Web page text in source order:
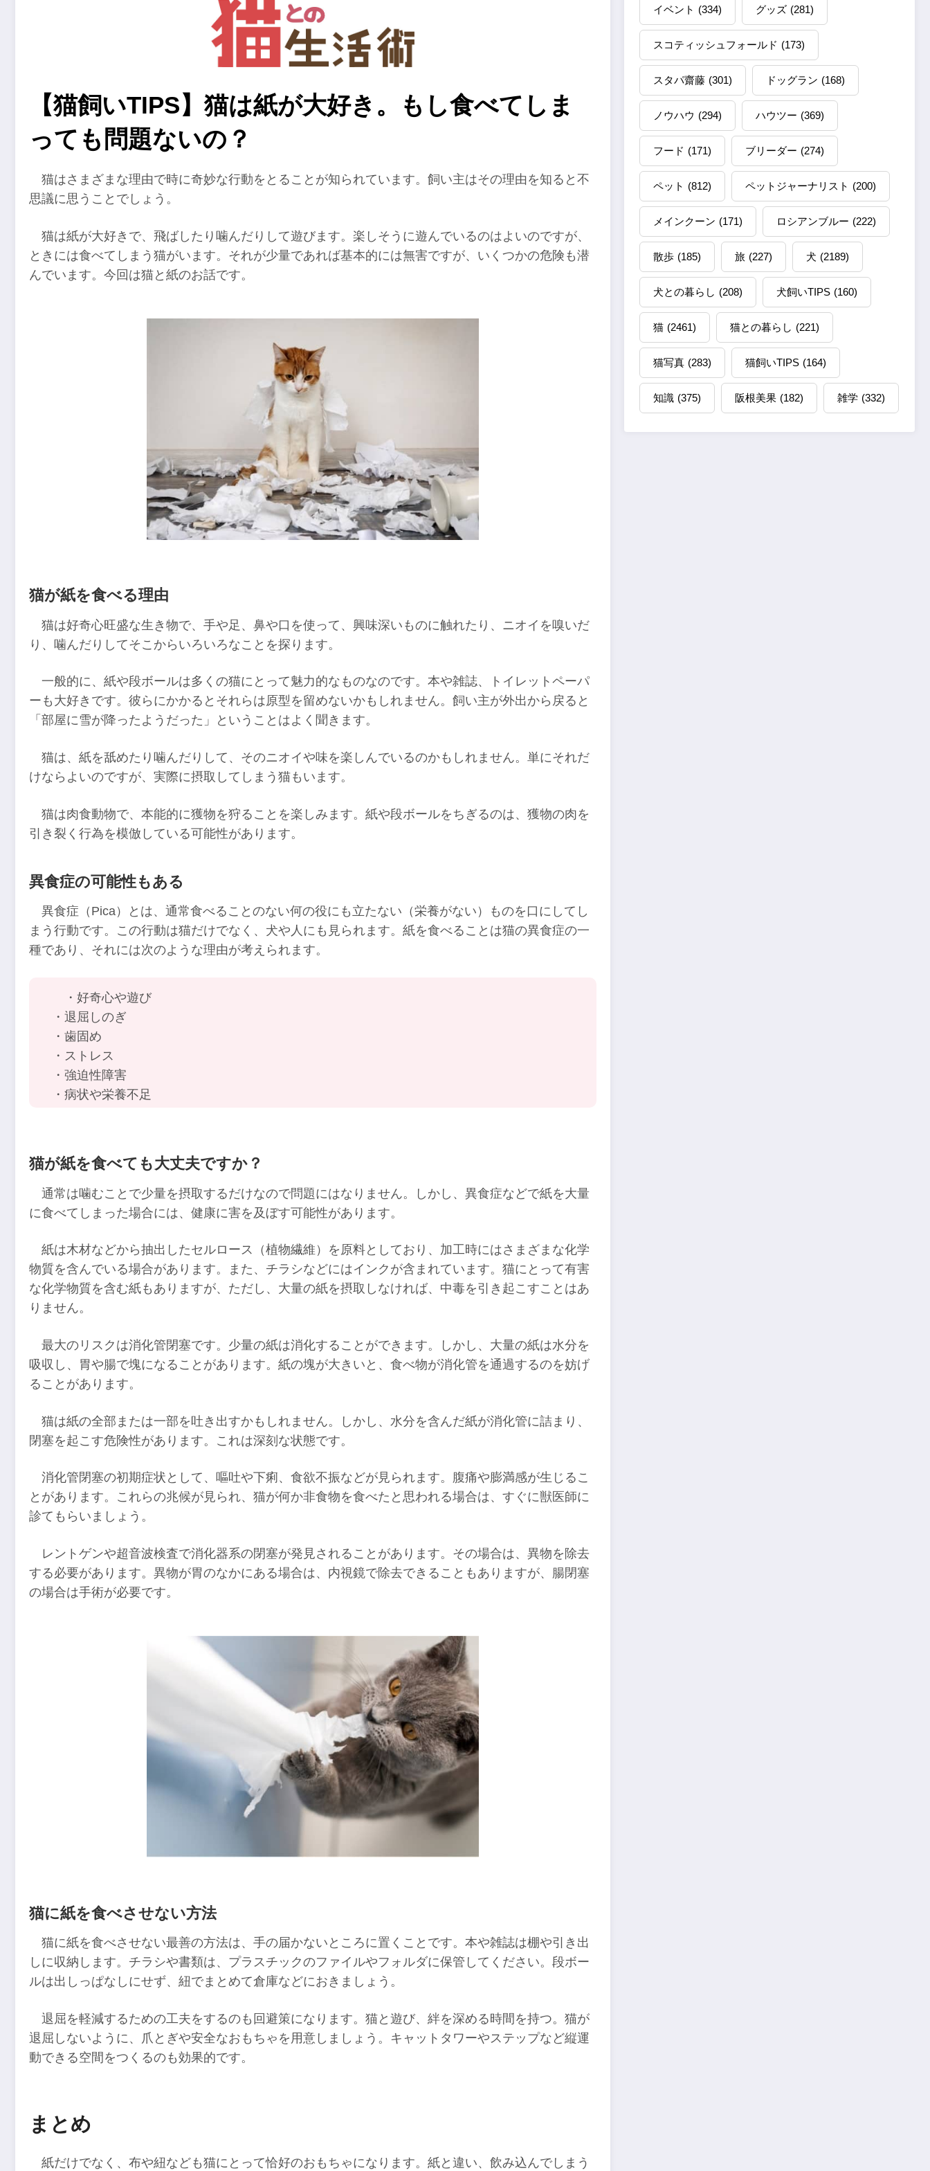
【猫飼いTIPS】猫は紙が大好き。もし食べてしま
っても問題ないの？
猫はさまざまな理由で時に奇妙な行動をとることが知られています。飼い主はその理由を知ると不
思議に思うことでしょう。
猫は紙が大好きで、飛ばしたり噛んだりして遊びます。楽しそうに遊んでいるのはよいのですが、
ときには食べてしまう猫がいます。それが少量であれば基本的には無害ですが、いくつかの危険も潜
んでいます。今回は猫と紙のお話です。
猫が紙を食べる理由
猫は好奇心旺盛な生き物で、手や足、鼻や口を使って、興味深いものに触れたり、ニオイを嗅いだ
り、噛んだりしてそこからいろいろなことを探ります。
一般的に、紙や段ボールは多くの猫にとって魅力的なものなのです。本や雑誌、トイレットペーパ
ーも大好きです。彼らにかかるとそれらは原型を留めないかもしれません。飼い主が外出から戻ると
「部屋に雪が降ったようだった」ということはよく聞きます。
猫は、紙を舐めたり噛んだりして、そのニオイや味を楽しんでいるのかもしれません。単にそれだ
けならよいのですが、実際に摂取してしまう猫もいます。
猫は肉食動物で、本能的に獲物を狩ることを楽しみます。紙や段ボールをちぎるのは、獲物の肉を
引き裂く行為を模倣している可能性があります。
異食症の可能性もある
異食症（Pica）とは、通常食べることのない何の役にも立たない（栄養がない）ものを口にしてし
まう行動です。この行動は猫だけでなく、犬や人にも見られます。紙を食べることは猫の異食症の一
種であり、それには次のような理由が考えられます。
・好奇心や遊び
・退屈しのぎ
・歯固め
・ストレス
・強迫性障害
・病状や栄養不足
猫が紙を食べても大丈夫ですか？
通常は噛むことで少量を摂取するだけなので問題にはなりません。しかし、異食症などで紙を大量
に食べてしまった場合には、健康に害を及ぼす可能性があります。
紙は木材などから抽出したセルロース（植物繊維）を原料としており、加工時にはさまざまな化学
物質を含んでいる場合があります。また、チラシなどにはインクが含まれています。猫にとって有害
な化学物質を含む紙もありますが、ただし、大量の紙を摂取しなければ、中毒を引き起こすことはあ
りません。
最大のリスクは消化管閉塞です。少量の紙は消化することができます。しかし、大量の紙は水分を
吸収し、胃や腸で塊になることがあります。紙の塊が大きいと、食べ物が消化管を通過するのを妨げ
ることがあります。
猫は紙の全部または一部を吐き出すかもしれません。しかし、水分を含んだ紙が消化管に詰まり、
閉塞を起こす危険性があります。これは深刻な状態です。
消化管閉塞の初期症状として、嘔吐や下痢、食欲不振などが見られます。腹痛や膨満感が生じるこ
とがあります。これらの兆候が見られ、猫が何か非食物を食べたと思われる場合は、すぐに獣医師に
診てもらいましょう。
レントゲンや超音波検査で消化器系の閉塞が発見されることがあります。その場合は、異物を除去
する必要があります。異物が胃のなかにある場合は、内視鏡で除去できることもありますが、腸閉塞
の場合は手術が必要です。
猫に紙を食べさせない方法
猫に紙を食べさせない最善の方法は、手の届かないところに置くことです。本や雑誌は棚や引き出
しに収納します。チラシや書類は、プラスチックのファイルやフォルダに保管してください。段ボー
ルは出しっぱなしにせず、紐でまとめて倉庫などにおきましょう。
退屈を軽減するための工夫をするのも回避策になります。猫と遊び、絆を深める時間を持つ。猫が
退屈しないように、爪とぎや安全なおもちゃを用意しましょう。キャットタワーやステップなど縦運
動できる空間をつくるのも効果的です。
まとめ
紙だけでなく、布や紐なども猫にとって恰好のおもちゃになります。紙と違い、飲み込んでしまう
イベント (334) グッズ (281)
スコティッシュフォールド (173)
スタパ齋藤 (301) ドッグラン (168)
ノウハウ (294) ハウツー (369)
フード (171) ブリーダー (274)
ペット (812) ペットジャーナリスト (200)
メインクーン (171) ロシアンブルー (222)
散歩 (185) 旅 (227) 犬 (2189)
犬との暮らし (208) 犬飼いTIPS (160)
猫 (2461) 猫との暮らし (221)
猫写真 (283) 猫飼いTIPS (164)
知識 (375) 阪根美果 (182) 雑学 (332)